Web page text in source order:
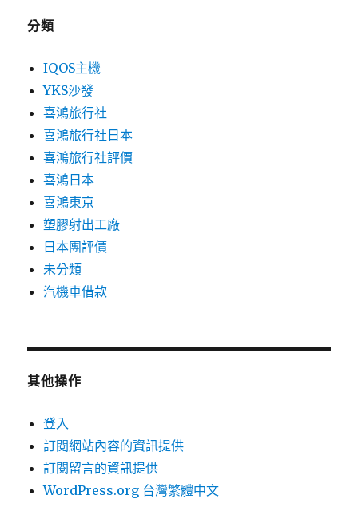
分類
IQOS主機
YKS沙發
喜鴻旅行社
喜鴻旅行社日本
喜鴻旅行社評價
喜鴻日本
喜鴻東京
塑膠射出工廠
日本團評價
未分類
汽機車借款
其他操作
登入
訂閱網站內容的資訊提供
訂閱留言的資訊提供
WordPress.org 台灣繁體中文